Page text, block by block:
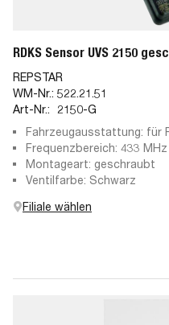
RDKS Sensor UVS 2150
REPSTAR
WM-Nr.: 522.21.51
Art-Nr.:
2150-G
Fahrzeugausstattung: für
Kontrollsystem
Frequenzbereich: 433 MHz
Montageart: geschraubt
Ventilfarbe: Schwarz
Filiale wählen